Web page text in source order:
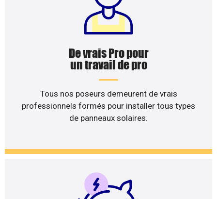
De vrais Pro pour
un travail de pro
Tous nos poseurs demeurent de vrais
professionnels formés pour installer tous types
de panneaux solaires.